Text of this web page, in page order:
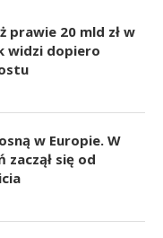
prawie 20 mld zł w
widzi dopiero
w Europie. W
zaczął się od